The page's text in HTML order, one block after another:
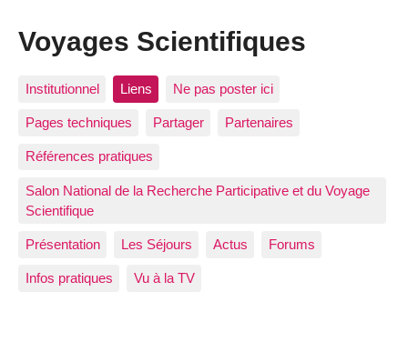
Voyages Scientifiques
Institutionnel Liens Ne pas poster ici
Pages techniques Partager Partenaires
Références pratiques
Salon National de la Recherche Participative et du Voyage
Scientifique
Présentation Les Séjours Actus Forums
Infos pratiques Vu à la TV